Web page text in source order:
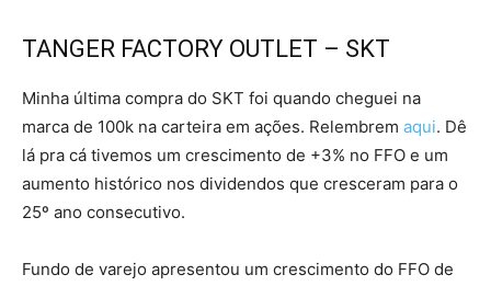
TANGER FACTORY OUTLET – SKT
Minha última compra do SKT foi quando cheguei na
marca de 100k na carteira em ações. Relembrem aqui. Dê
lá pra cá tivemos um crescimento de +3% no FFO e um
aumento histórico nos dividendos que cresceram para o
25º ano consecutivo.
Fundo de varejo apresentou um crescimento do FFO de